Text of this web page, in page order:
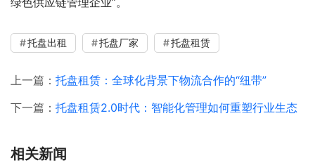
托盘出租 托盘厂家 托盘租赁
上一篇： 托盘租赁：全球化背景下物流合作的“纽带”
下一篇： 托盘租赁2.0时代：智能化管理如何重塑行业生态
相关新闻